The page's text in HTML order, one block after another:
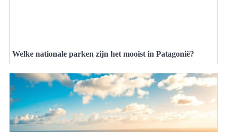
Welke nationale parken zijn het mooist in Patagonië?